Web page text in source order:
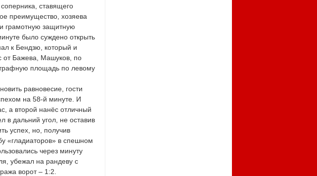
ставящего
преимущество, хозяева
грамотную защитную
было суждено открыть
к Бендзю, который и
от Бажева, Машуков, по
площадь по левому
равновесие, гости
на 58-й минуте. И
а второй нанёс отличный
в дальний угол, не оставив
успех, но, получив
«гладиаторов» в спешном
через минуту
убежал на рандеву с
ворот – 1:2.